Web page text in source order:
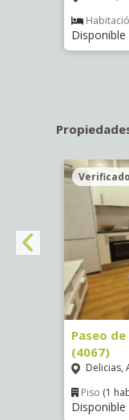
Disponible
Verificado
Paseo de
(4067)
Delicias,
Piso (1
Disponible